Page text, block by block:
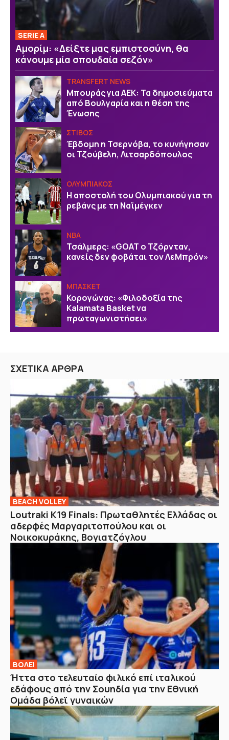
SERIE A
Αμορίμ: «Δείξτε μας εμπιστοσύνη, θα
κάνουμε μία σπουδαία σεζόν»
TRANSFERT NEWS
Μπουράς για ΑΕΚ: Τα δημοσιεύματα
από Βουλγαρία και η θέση της
Ένωσης
ΣΤΙΒΟΣ
Έβδομη η Τσερνόβα, το κυνήγησαν
οι Τζούβελη, Λιτσαρδόπουλος
ΟΛΥΜΠΙΑΚΟΣ
Η αποστολή του Ολυμπιακού για τη
ρεβάνς με τη Ναϊμέγκεν
NBA
Τσάλμερς: «GOAT ο Τζόρνταν,
κανείς δεν φοβάται τον ΛεΜπρόν»
ΜΠΑΣΚΕΤ
Κορογώνας: «Φιλοδοξία της
Kalamata Basket να
πρωταγωνιστήσει»
ΣΧΕΤΙΚΑ ΑΡΘΡΑ
BEACH VOLLEY
Loutraki K19 Finals: Πρωταθλητές Ελλάδας οι
αδερφές Μαργαριτοπούλου και οι
Νοικοκυράκης, Βογιατζόγλου
ΒOΛΕΙ
Ήττα στο τελευταίο φιλικό επί ιταλικού
εδάφους από την Σουηδία για την Εθνική
Ομάδα βόλεϊ γυναικών